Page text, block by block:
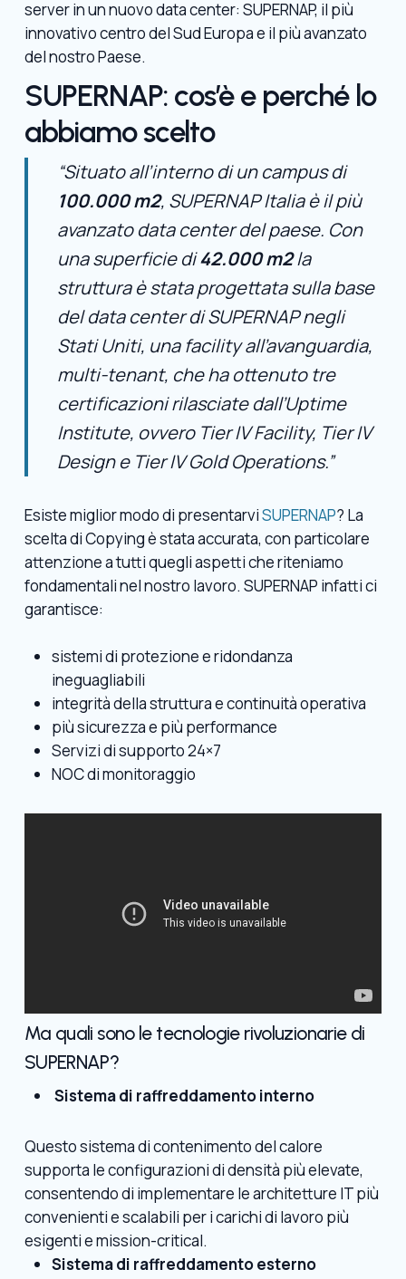
server in un nuovo data center: SUPERNAP, il più
innovativo centro del Sud Europa e il più avanzato
del nostro Paese.
SUPERNAP: cos’è e perché lo
abbiamo scelto
“Situato all’interno di un campus di
100.000 m2, SUPERNAP Italia è il più
avanzato data center del paese. Con
una superficie di42.000 m2la
struttura è stata progettata sulla base
del data center di SUPERNAP negli
Stati Uniti, una facility all’avanguardia,
multi-tenant, che ha ottenuto tre
certificazioni rilasciate dall’Uptime
Institute, ovvero Tier IV Facility, Tier IV
Design e Tier IV Gold Operations.”
Esiste miglior modo di presentarviSUPERNAP? La
scelta di Copying è stata accurata, con particolare
attenzione a tutti quegli aspetti che riteniamo
fondamentali nel nostro lavoro. SUPERNAP infatti ci
garantisce:
sistemi di protezione e ridondanza
ineguagliabili
integrità della struttura e continuità operativa
più sicurezza e più performance
Servizi di supporto 24×7
NOC di monitoraggio
Ma quali sono le tecnologie rivoluzionarie di
SUPERNAP?
Sistema di raffreddamento interno
Questo sistema di contenimento del calore
supporta le configurazioni di densità più elevate,
consentendo di implementare le architetture IT più
convenienti e scalabili per i carichi di lavoro più
esigenti e mission-critical.
Sistema di raffreddamento esterno